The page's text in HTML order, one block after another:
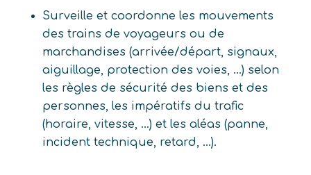
Surveille et coordonne les mouvements
des trains de voyageurs ou de
marchandises (arrivée/départ, signaux,
aiguillage, protection des voies, …) selon
les règles de sécurité des biens et des
personnes, les impératifs du trafic
(horaire, vitesse, …) et les aléas (panne,
incident technique, retard, …).